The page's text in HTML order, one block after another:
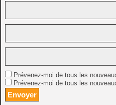
Prévenez-moi de tous les
Prévenez-moi de tous les